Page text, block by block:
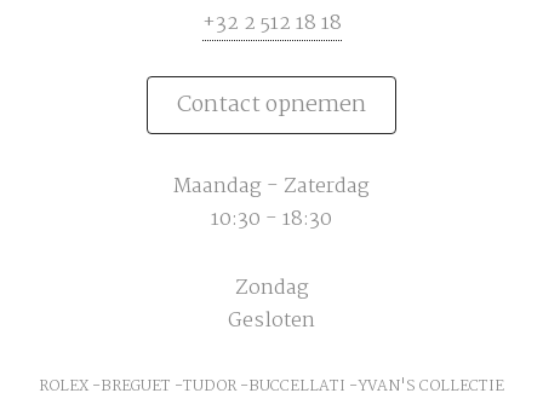
+32 2 512 18 18
Contact opnemen
Maandag - Zaterdag
10:30 - 18:30
Zondag
Gesloten
ROLEX BREGUET TUDOR BUCCELLATI YVAN'S COLLECTIE